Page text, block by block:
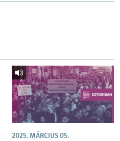
2025. MÁRCIUS 05.